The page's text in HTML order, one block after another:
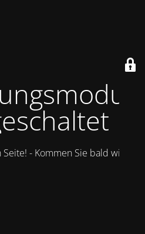
- Kommen Sie bald wieder.